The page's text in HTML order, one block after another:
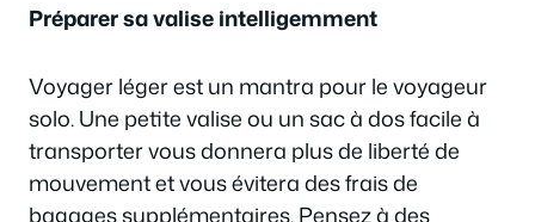
Préparer sa valise intelligemment
Voyager léger est un mantra pour le voyageur
solo. Une petite valise ou un sac à dos facile à
transporter vous donnera plus de liberté de
mouvement et vous évitera des frais de
bagages supplémentaires. Pensez à des